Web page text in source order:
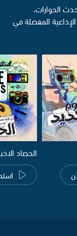
الحوارات،
المفضلة في
الحصاد